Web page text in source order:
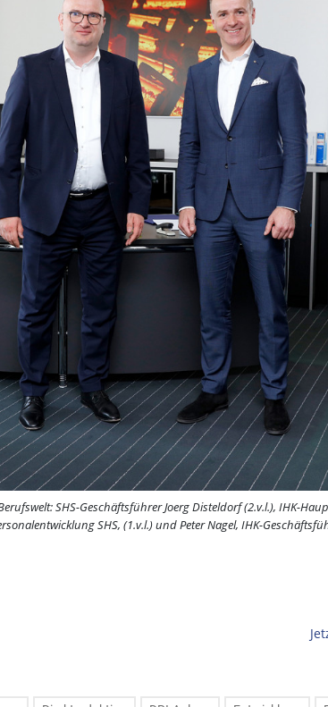
SHS-Geschäftsführer Joerg Disteldorf (2.v.l.), IHK-
SHS, (1.v.l.) und Peter Nagel, IHK-